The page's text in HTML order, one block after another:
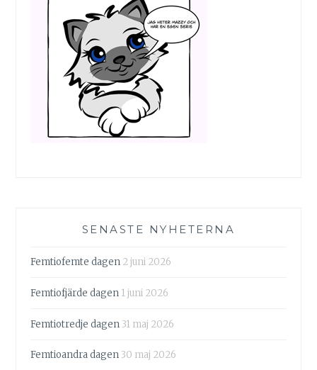
SENASTE NYHETERNA
Femtiofemte dagen 2 juni 2026
Femtiofjärde dagen 1 juni 2026
Femtiotredje dagen 31 maj 2026
Femtioandra dagen 30 maj 2026